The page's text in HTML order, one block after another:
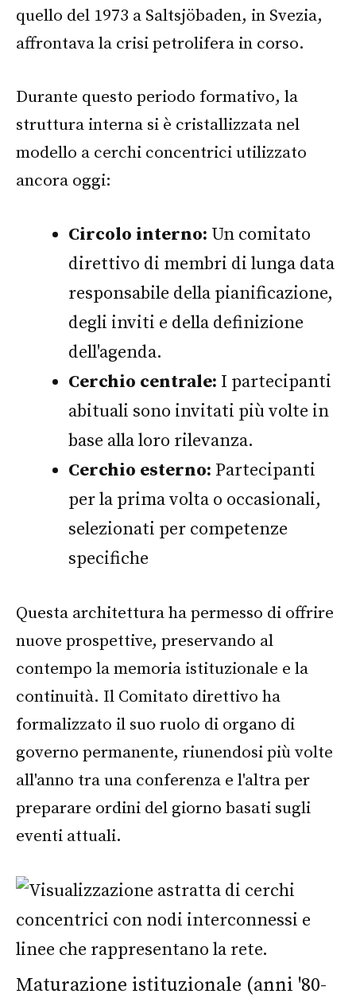
quello del 1973 a Saltsjöbaden, in Svezia,
affrontava la crisi petrolifera in corso.
Durante questo periodo formativo, la
struttura interna si è cristallizzata nel
modello a cerchi concentrici utilizzato
ancora oggi:
Circolo interno: Un comitato
direttivo di membri di lunga data
responsabile della pianificazione,
degli inviti e della definizione
dell'agenda.
Cerchio centrale: I partecipanti
abituali sono invitati più volte in
base alla loro rilevanza.
Cerchio esterno: Partecipanti
per la prima volta o occasionali,
selezionati per competenze
specifiche
Questa architettura ha permesso di offrire
nuove prospettive, preservando al
contempo la memoria istituzionale e la
continuità. Il Comitato direttivo ha
formalizzato il suo ruolo di organo di
governo permanente, riunendosi più volte
all'anno tra una conferenza e l'altra per
preparare ordini del giorno basati sugli
eventi attuali.
Maturazione istituzionale (anni '80-